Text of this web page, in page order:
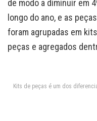
de modo a diminuir em
longo do ano, e as
foram agrupadas em
peças e agregados
Kits de peças é um dos